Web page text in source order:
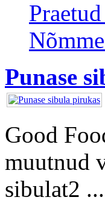
Punase
Good
muutnud
sibulat2 ...